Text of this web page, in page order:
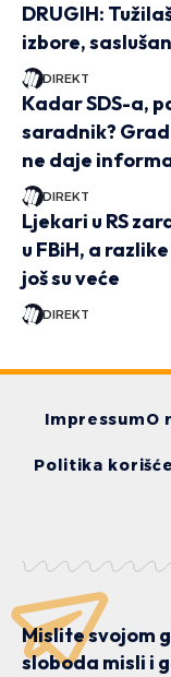
DRUGIH:
izbore,
DIREKT
Kadar SDS-a,
saradnik?
ne daje
DIREKT
Ljekari u RS
u FBiH, a
još su veće
DIREKT
ImpressumO
Politika
Mislite svojom
sloboda misli i